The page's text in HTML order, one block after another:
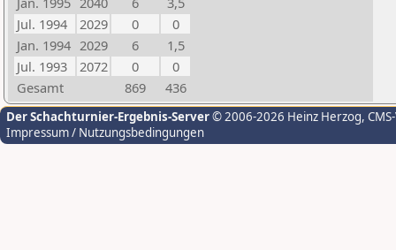
Jul. 1994
2029 0
0
Jan. 1994 2029 6
1,5
Jul. 1993
2072 0
0
Gesamt
869 436
Der Schachturnier-Ergebnis-Server© 2006-2026 Heinz Herzog,
Impressum / Nutzungsbedingungen